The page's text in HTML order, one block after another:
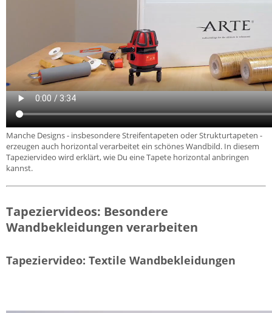
Manche Designs - insbesondere Streifentapeten oder Strukturtapeten -
erzeugen auch horizontal verarbeitet ein schönes Wandbild. In diesem
Tapeziervideo wird erklärt, wie Du eine Tapete horizontal anbringen
kannst.
Tapeziervideos: Besondere
Wandbekleidungen verarbeiten
Tapeziervideo: Textile Wandbekleidungen